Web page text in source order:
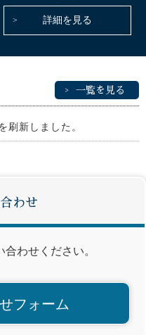
詳細を見る
一覧を見る
新しました。
わせ
わせください。
フォーム